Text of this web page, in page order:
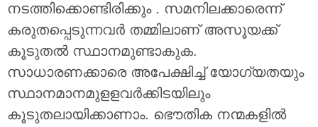
നടത്തിക്കൊണ്ടിരിക്കും . സമനിലക്കാരെന്ന്
കരുതപ്പെടുന്നവര്‍ തമ്മിലാണ് അസൂയക്ക്‌
കൂടുതല്‍ സ്ഥാനമുണ്ടാകുക.
സാധാരണക്കാരെ അപേക്ഷിച്ച് യോഗ്യതയും
സ്ഥാനമാനമുളളവര്‍ക്കിടയിലും
കൂടുതലായിക്കാണാം. ഭൌതിക നന്മകളില്‍